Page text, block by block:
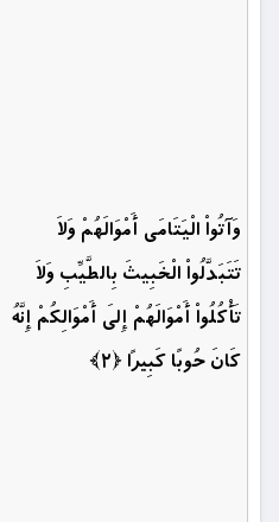
وَآتُواْ الْيَتَامَى أَمْوَالَهُمْ وَلاَ
تَتَبَدَّلُواْ الْخَبِيثَ بِالطَّيِّبِ وَلاَ
تَأْكُلُواْ أَمْوَالَهُمْ إِلَى أَمْوَالِكُمْ إِنَّهُ
كَانَ حُوبًا كَبِيرًا ﴿۲﴾